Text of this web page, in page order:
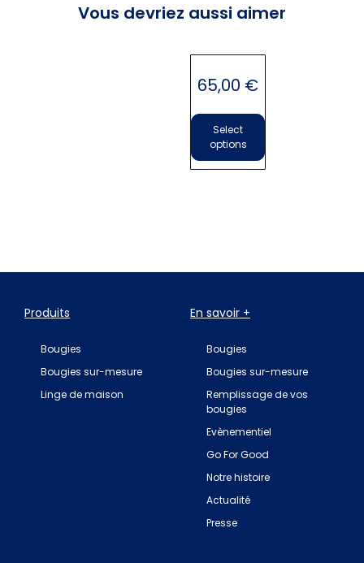
Vous devriez aussi aimer
65,00 €
Select
options
Produits
Bougies
Bougies sur-mesure
Linge de maison
En savoir +
Bougies
Bougies sur-mesure
Remplissage de vos
bougies
Evènementiel
Go For Good
Notre histoire
Actualité
Presse